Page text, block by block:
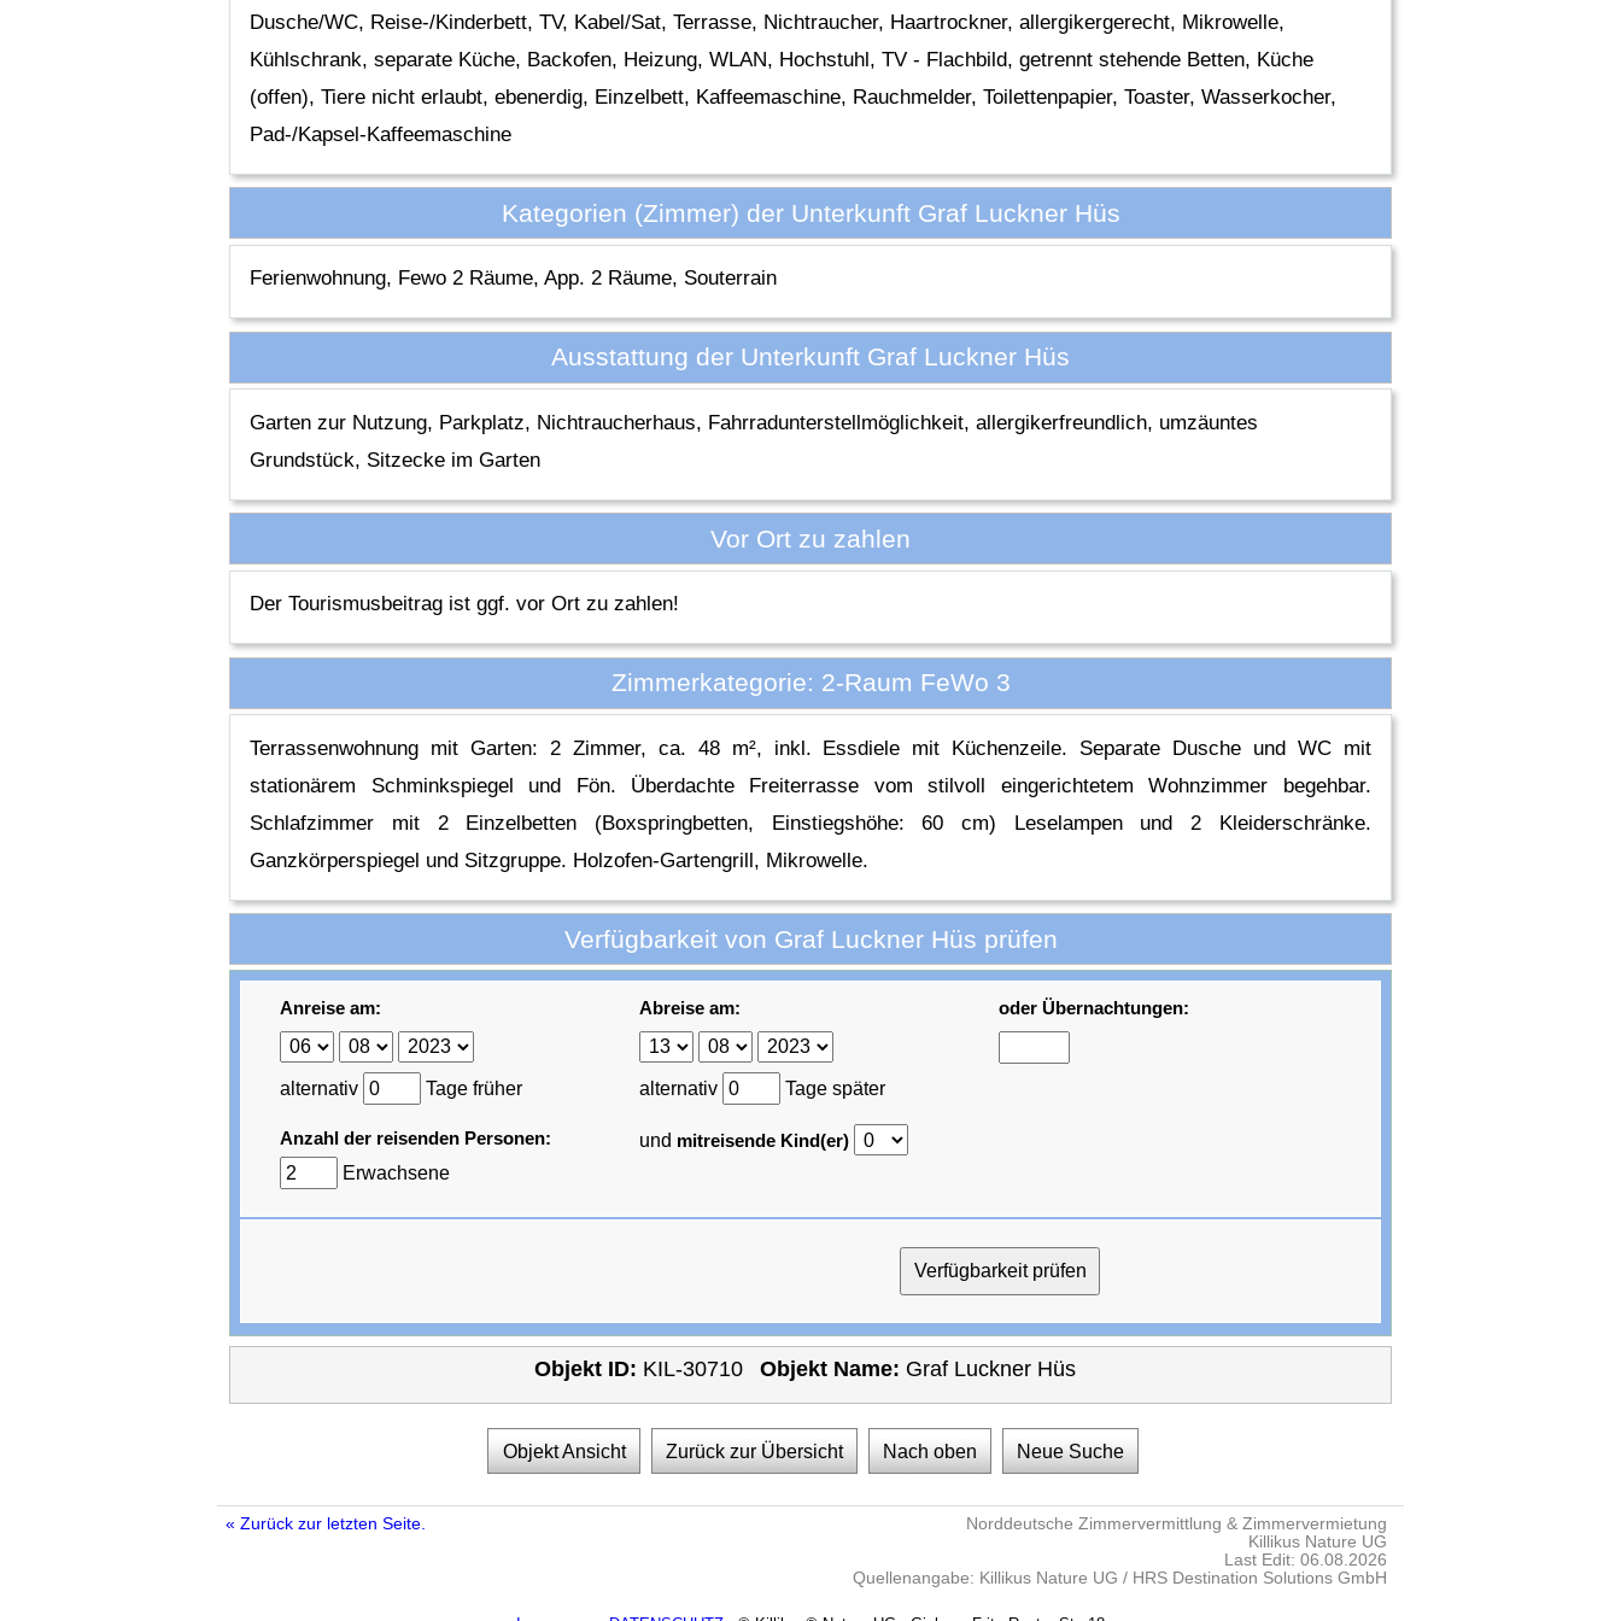
Dusche/WC, Reise-/Kinderbett, TV, Kabel/Sat, Terrasse, Nichtraucher, Haartrockner, allergikergerecht, Mikrowelle,
Kühlschrank, separate Küche, Backofen, Heizung, WLAN, Hochstuhl, TV - Flachbild, getrennt stehende Betten, Küche
(offen), Tiere nicht erlaubt, ebenerdig, Einzelbett, Kaffeemaschine, Rauchmelder, Toilettenpapier, Toaster, Wasserkocher,
Pad-/Kapsel-Kaffeemaschine
Kategorien (Zimmer) der Unterkunft Graf Luckner Hüs
Ferienwohnung, Fewo 2 Räume, App. 2 Räume, Souterrain
Ausstattung der Unterkunft Graf Luckner Hüs
Garten zur Nutzung, Parkplatz, Nichtraucherhaus, Fahrradunterstellmöglichkeit, allergikerfreundlich, umzäuntes
Grundstück, Sitzecke im Garten
Vor Ort zu zahlen
Der Tourismusbeitrag ist ggf. vor Ort zu zahlen!
Zimmerkategorie: 2-Raum FeWo 3
Terrassenwohnung mit Garten: 2 Zimmer, ca. 48 m², inkl. Essdiele mit Küchenzeile. Separate Dusche und WC mit
stationärem Schminkspiegel und Fön. Überdachte Freiterrasse vom stilvoll eingerichtetem Wohnzimmer begehbar.
Schlafzimmer mit 2 Einzelbetten (Boxspringbetten, Einstiegshöhe: 60 cm) Leselampen und 2 Kleiderschränke.
Ganzkörperspiegel und Sitzgruppe. Holzofen-Gartengrill, Mikrowelle.
Verfügbarkeit von Graf Luckner Hüs prüfen
Anreise am:
alternativ Tage früher
Abreise am:
alternativ Tage später
oder Übernachtungen:
Anzahl der reisenden Personen:
Erwachsene
und mitreisende Kind(er)
Objekt ID: KIL-30710 Objekt Name: Graf Luckner Hüs
Objekt Ansicht Zurück zur Übersicht Nach oben Neue Suche
« Zurück zur letzten Seite.
Norddeutsche Zimmervermittlung & Zimmervermietung
Killikus Nature UG
Last Edit: 06.08.2026
Quellenangabe: Killikus Nature UG / HRS Destination Solutions GmbH